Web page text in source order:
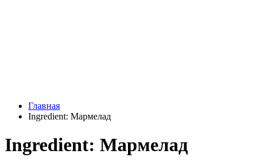
Главная
Ingredient: Мармелад
Ingredient: Мармелад